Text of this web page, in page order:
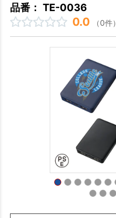
品番： TE-0036
0.0 （0件）